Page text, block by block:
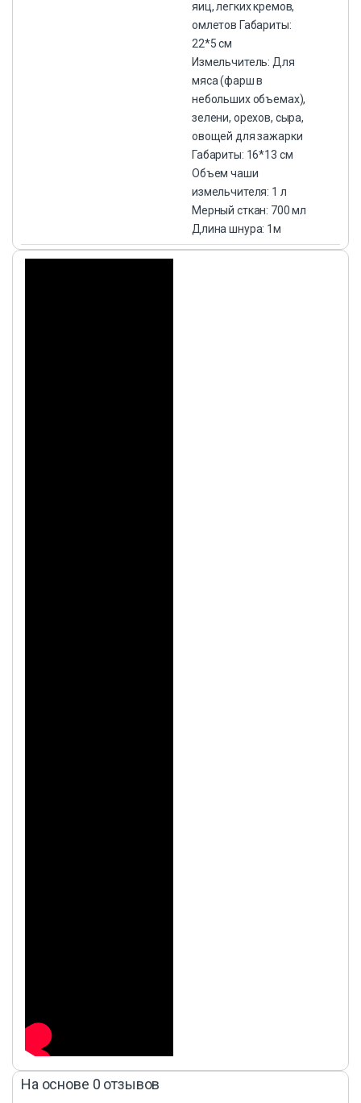
яиц, легких кремов,
омлетов Габариты:
22*5 см
Измельчитель: Для
мяса (фарш в
небольших объемах),
зелени, орехов, сыра,
овощей для зажарки
Габариты: 16*13 см
Объем чаши
измельчителя: 1 л
Мерный сткан: 700 мл
Длина шнура: 1м
На основе 0 отзывов